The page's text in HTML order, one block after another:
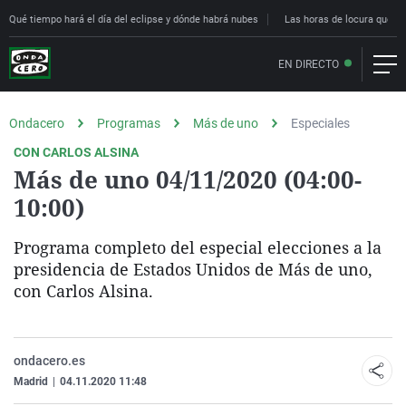
Qué tiempo hará el día del eclipse y dónde habrá nubes Las horas de locura que
EN DIRECTO
Ondacero Programas Más de uno
Especiales
CON CARLOS ALSINA
Más de uno 04/11/2020 (04:00-
10:00)
Programa completo del especial elecciones a la
presidencia de Estados Unidos de Más de uno,
con Carlos Alsina.
ondacero.es
Madrid 04.11.2020 11:48